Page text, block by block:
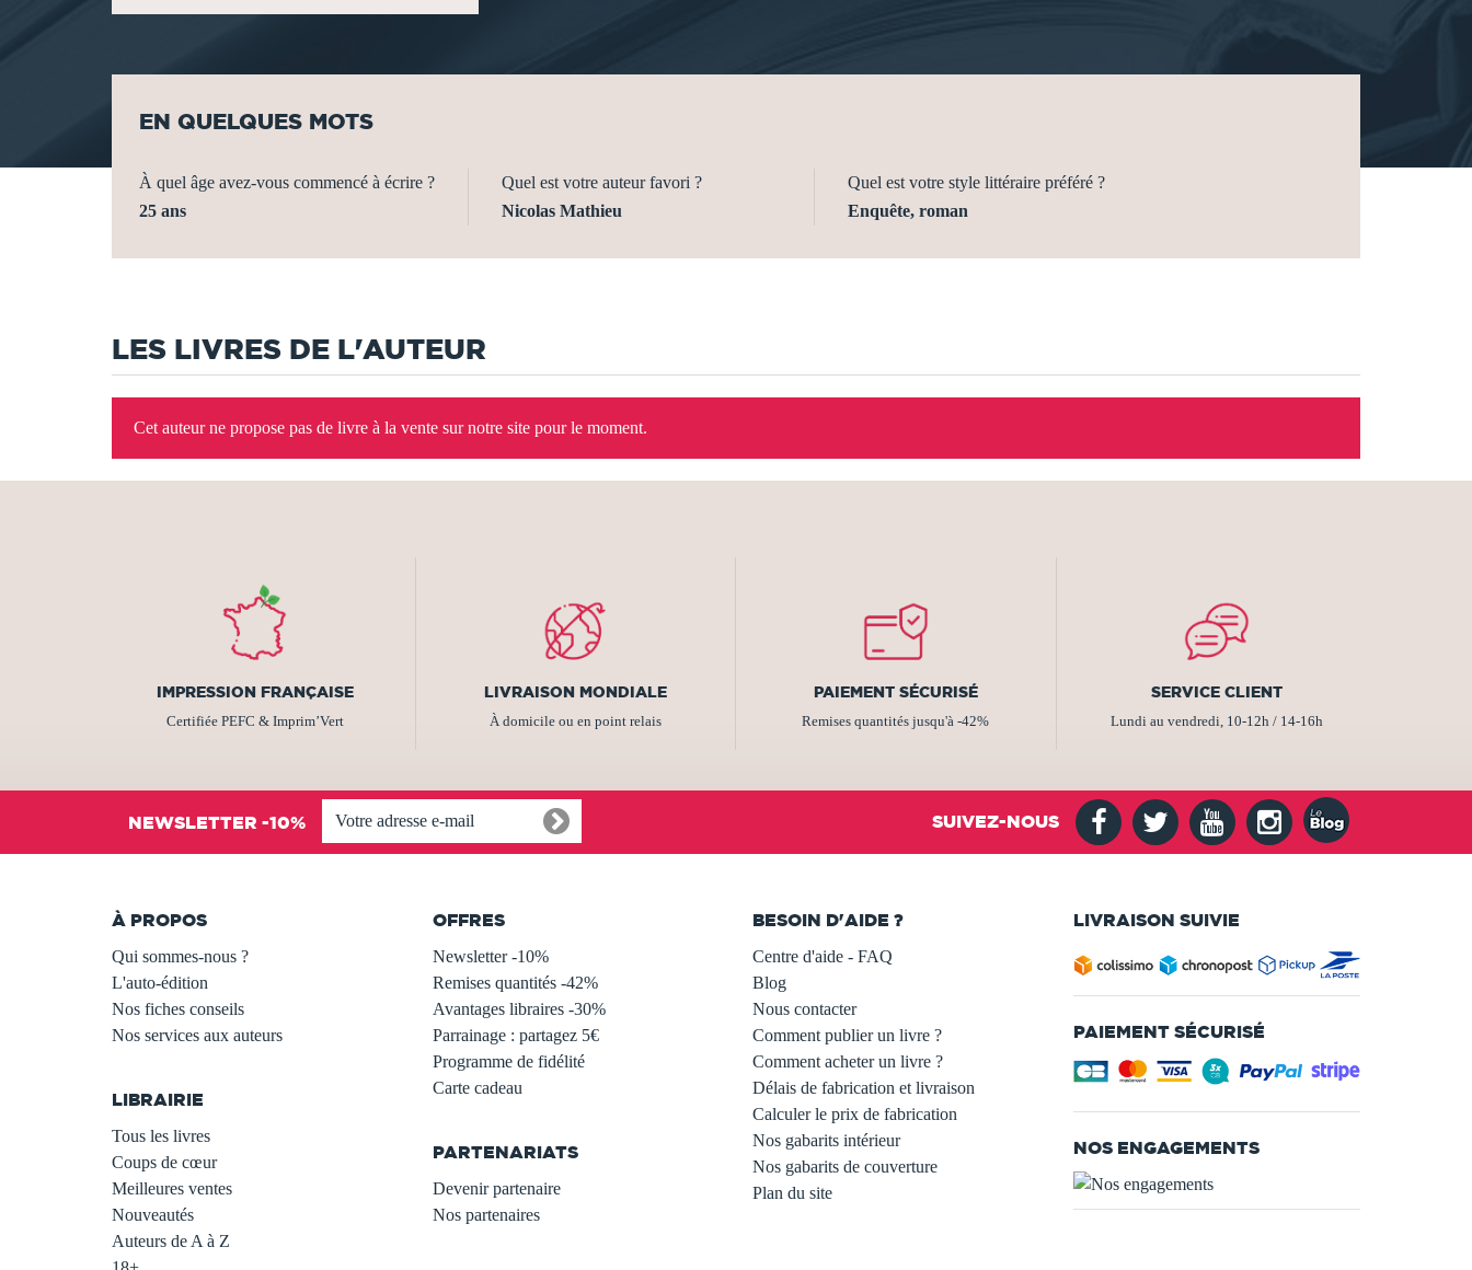
EN QUELQUES MOTS
À quel âge avez-vous commencé à écrire ?
25 ans
Quel est votre auteur favori ?
Nicolas Mathieu
Quel est votre style littéraire préféré ?
Enquête, roman
LES LIVRES DE L'AUTEUR
Cet auteur ne propose pas de livre à la vente sur notre site pour le moment.
IMPRESSION FRANÇAISE
Certifiée PEFC & Imprim’Vert
LIVRAISON MONDIALE
À domicile ou en point relais
PAIEMENT SÉCURISÉ
Remises quantités jusqu'à -42%
SERVICE CLIENT
Lundi au vendredi, 10-12h / 14-16h
NEWSLETTER -10% SUIVEZ-NOUS
À PROPOS
Qui sommes-nous ?
L'auto-édition
Nos fiches conseils
Nos services aux auteurs
LIBRAIRIE
Tous les livres
Coups de cœur
Meilleures ventes
Nouveautés
Auteurs de A à Z
OFFRES
Newsletter -10%
Remises quantités -42%
Avantages libraires -30%
Parrainage : partagez 5€
Programme de fidélité
Carte cadeau
PARTENARIATS
Devenir partenaire
Nos partenaires
BESOIN D'AIDE ?
Centre d'aide - FAQ
Blog
Nous contacter
Comment publier un livre ?
Comment acheter un livre ?
Délais de fabrication et livraison
Calculer le prix de fabrication
Nos gabarits intérieur
Nos gabarits de couverture
Plan du site
LIVRAISON SUIVIE
PAIEMENT SÉCURISÉ
NOS ENGAGEMENTS